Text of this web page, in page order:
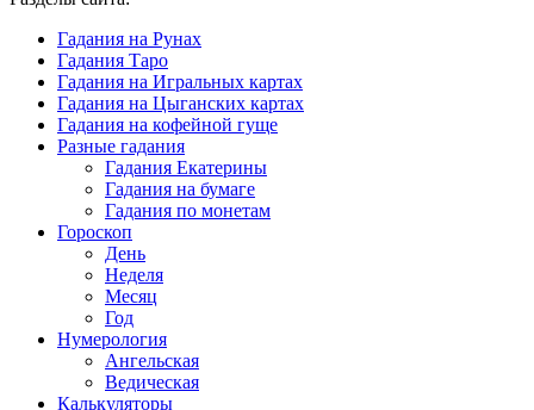
Гадания на Рунах
Гадания Таро
Гадания на Игральных картах
Гадания на Цыганских картах
Гадания на кофейной гуще
Разные гадания
Гадания Екатерины
Гадания на бумаге
Гадания по монетам
Гороскоп
День
Неделя
Месяц
Год
Нумерология
Ангельская
Ведическая
Калькуляторы